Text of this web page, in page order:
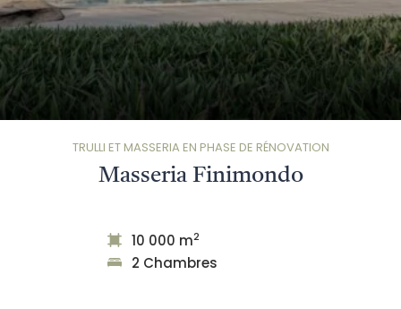
TRULLI ET MASSERIA EN PHASE DE RÉNOVATION
Masseria Finimondo
10 000 m2
2 Chambres